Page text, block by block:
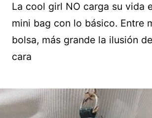
La cool girl NO carga su vida
mini bag con lo básico. Entre
bolsa, más grande la ilusión
cara